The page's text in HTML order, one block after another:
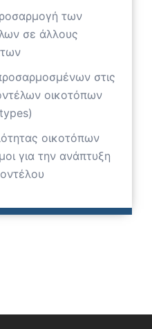
των
σε άλλους
στις
οικοτόπων
οικοτόπων
για την ανάπτυξη